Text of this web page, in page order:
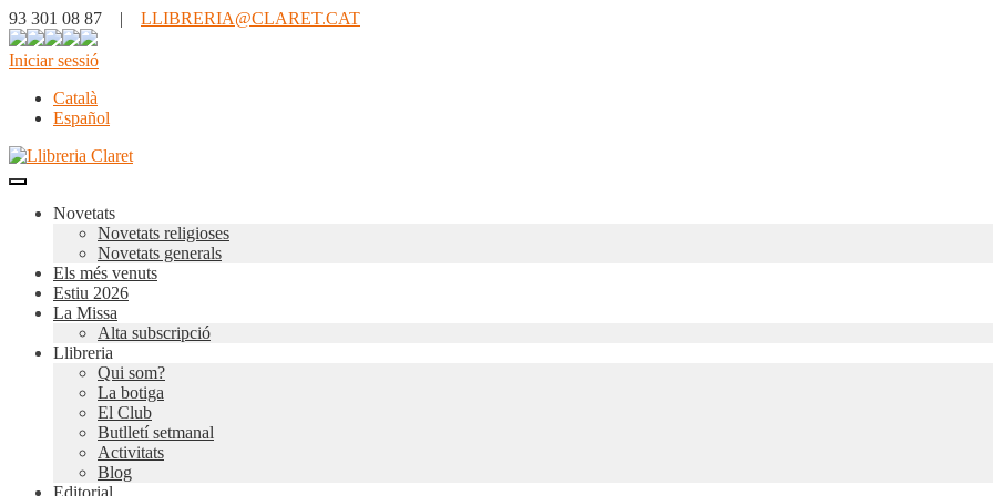
93 301 08 87 | LLIBRERIA@CLARET.CAT
Iniciar sessió
Català
Español
Novetats
Novetats religioses
Novetats generals
Els més venuts
Estiu 2026
La Missa
Alta subscripció
Llibreria
Qui som?
La botiga
El Club
Butlletí setmanal
Activitats
Blog
Editorial